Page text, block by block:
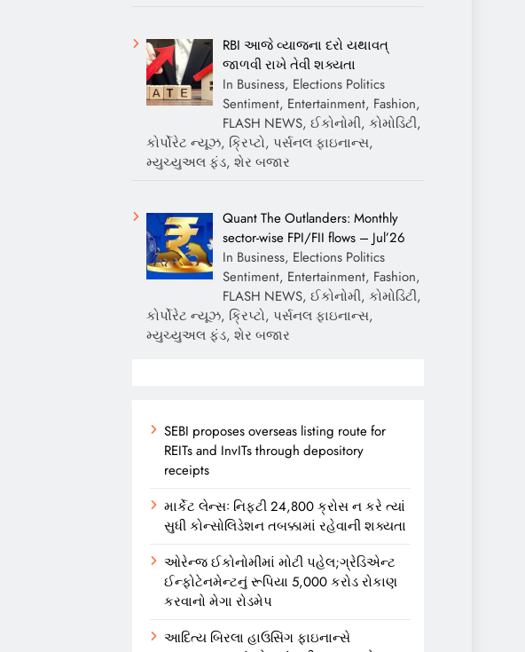
RBI આજે વ્યાજના દરો યથાવત્
જાળવી રાખે તેવી શક્યતા
In Business, Elections Politics
Sentiment, Entertainment, Fashion,
FLASH NEWS, ઈકોનોમી, કોમોડિટી,
કોર્પોરેટ ન્યૂઝ, ક્રિપ્ટો, પર્સનલ ફાઇનાન્સ,
મ્યુચ્યુઅલ ફંડ, શેર બજાર
Quant The Outlanders: Monthly
sector-wise FPI/FII flows – Jul’26
In Business, Elections Politics
Sentiment, Entertainment, Fashion,
FLASH NEWS, ઈકોનોમી, કોમોડિટી,
કોર્પોરેટ ન્યૂઝ, ક્રિપ્ટો, પર્સનલ ફાઇનાન્સ,
મ્યુચ્યુઅલ ફંડ, શેર બજાર
SEBI proposes overseas listing route for
REITs and InvITs through depository
receipts
માર્કેટ લેન્સઃ નિફ્ટી 24,800 ક્રોસ ન કરે ત્યાં
સુધી કોન્સોલિડેશન તબક્કામાં રહેવાની શક્યતા
ઓરેન્જ ઈકોનોમીમાં મોટી પહેલ;ગ્રેડિએન્ટ
ઈન્ફોટેનમેન્ટનું રૂપિયા 5,000 કરોડ રોકાણ
કરવાનો મેગા રોડમેપ
આદિત્ય બિરલા હાઉસિંગ ફાઇનાન્સે